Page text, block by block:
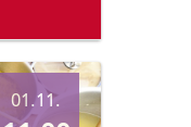
01.11.